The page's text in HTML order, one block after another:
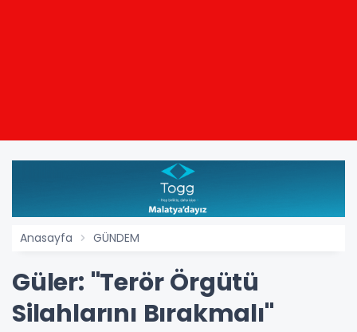
Anasayfa GÜNDEM
Güler: "Terör Örgütü
Silahlarını Bırakmalı"